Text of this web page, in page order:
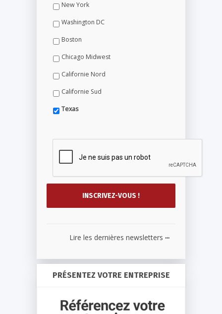
New York
Washington DC
Boston
Chicago Midwest
Californie Nord
Californie Sud
Texas
Lire les dernières newsletters ...
PRÉSENTEZ VOTRE ENTREPRISE